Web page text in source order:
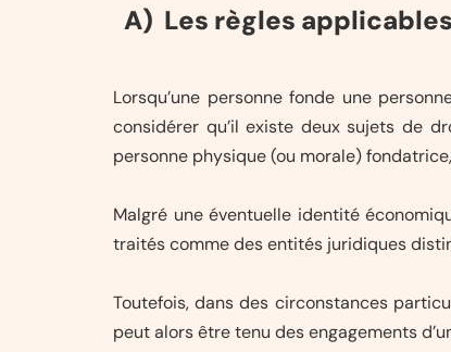
A) Les règles applicables
Lorsqu’une personne fonde une
considérer qu’il existe deux sujets de
personne physique (ou morale)
Malgré une éventuelle identité
traités comme des entités juridiques
Toutefois, dans des circonstances
peut alors être tenu des engagements